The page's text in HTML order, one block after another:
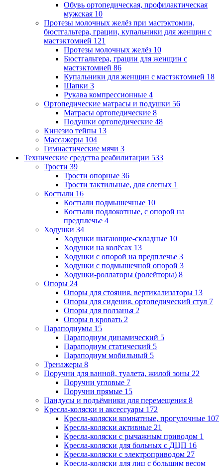
Обувь ортопедическая, профилактическая
мужская 10
Протезы молочных желёз при мастэктомии,
бюстгальтера, грации, купальники для женщин с
мастэктомией 121
Протезы молочных желёз 10
Бюстгальтера, грации для женщин с
мастэктомией 86
Купальники для женщин с мастэктомией 18
Шапки 3
Рукава компрессионные 4
Ортопедические матрасы и подушки 56
Матрасы ортопедические 8
Подушки ортопедические 48
Кинезио тейпы 13
Массажеры 104
Гимнастические мячи 3
Технические средства реабилитации 533
Трости 39
Трости опорные 36
Трости тактильные, для слепых 1
Костыли 16
Костыли подмышечные 10
Костыли подлокотные, с опорой на
предплечье 4
Ходунки 34
Ходунки шагающие-складные 10
Ходунки на колёсах 13
Ходунки с опорой на предплечье 3
Ходунки с подмышечной опорой 3
Ходунки-роллаторы (ролейторы) 8
Опоры 24
Опоры для стояния, вертикализаторы 13
Опоры для сидения, ортопедический стул 7
Опоры для ползанья 2
Опоры в кровать 2
Параподиумы 15
Параподиум динамический 5
Параподиум статический 5
Параподиум мобильный 5
Тренажеры 8
Поручни для ванной, туалета, жилой зоны 22
Поручни угловые 7
Поручни прямые 15
Пандусы и подъёмники для перемещения 8
Кресла-коляски и аксессуары 172
Кресла-коляски комнатные, прогулочные 107
Кресла-коляски активные 21
Кресла-коляски с рычажным приводом 1
Кресла-коляски для больных с ДЦП 16
Кресла-коляски с электроприводом 27
Кресла-коляски для лиц с большим весом